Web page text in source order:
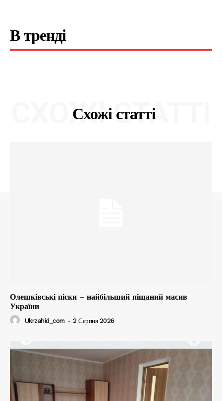
В тренді
Схожі статті
СХОЖІ СТАТТІ
Олешківські піски – найбільший піщаний масив
України
Ukrzahid_com - 2 Серпня 2026